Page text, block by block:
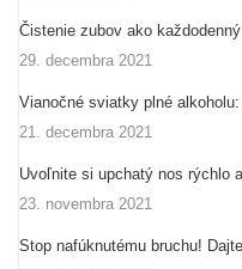
Čistenie zubov ako
29. decembra 2021
Vianočné sviatky plné
21. decembra 2021
Uvoľnite si upchatý nos rýchlo
23. novembra 2021
Stop nafúknutému bruchu!